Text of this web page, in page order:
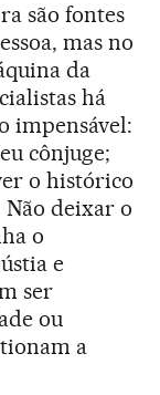
são fontes
mas no
da
há
impensável:
cônjuge;
o histórico
Não deixar o
o
e
ser
ou
a